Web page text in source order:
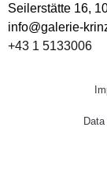
Seilerstätte 16,
info@galerie-
+43 1 5133006